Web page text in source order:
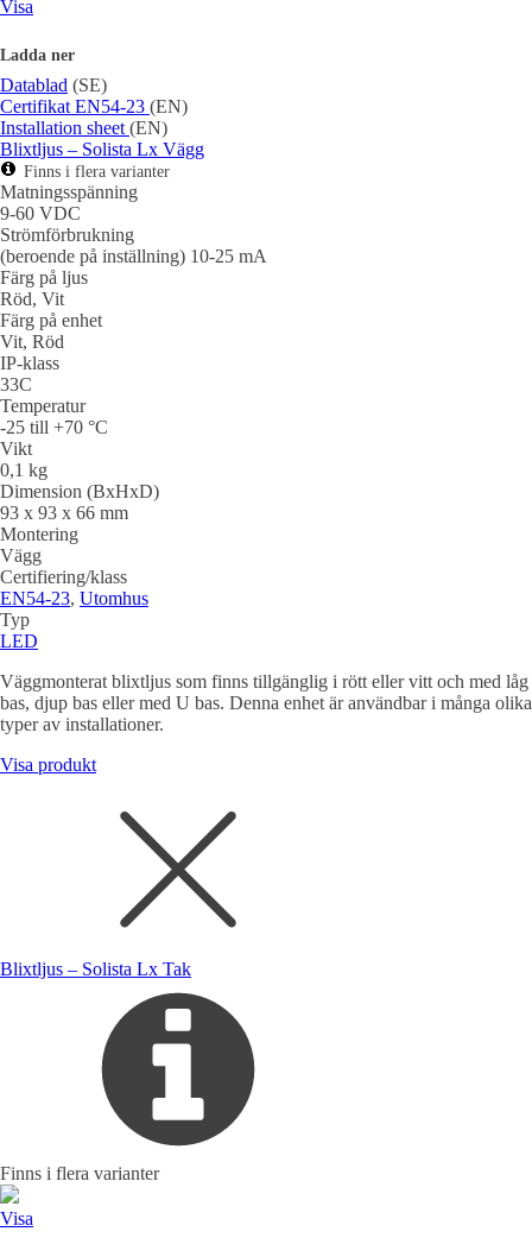
Visa
Ladda ner
Datablad (SE)
Certifikat EN54-23 (EN)
Installation sheet (EN)
Blixtljus – Solista Lx Vägg
Finns i flera varianter
Matningsspänning
9-60 VDC
Strömförbrukning
(beroende på inställning) 10-25 mA
Färg på ljus
Röd, Vit
Färg på enhet
Vit, Röd
IP-klass
33C
Temperatur
-25 till +70 °C
Vikt
0,1 kg
Dimension (BxHxD)
93 x 93 x 66 mm
Montering
Vägg
Certifiering/klass
EN54-23, Utomhus
Typ
LED
Väggmonterat blixtljus som finns tillgänglig i rött eller vitt och med låg
bas, djup bas eller med U bas. Denna enhet är användbar i många olika
typer av installationer.
Visa produkt
Blixtljus – Solista Lx Tak
Finns i flera varianter
Visa